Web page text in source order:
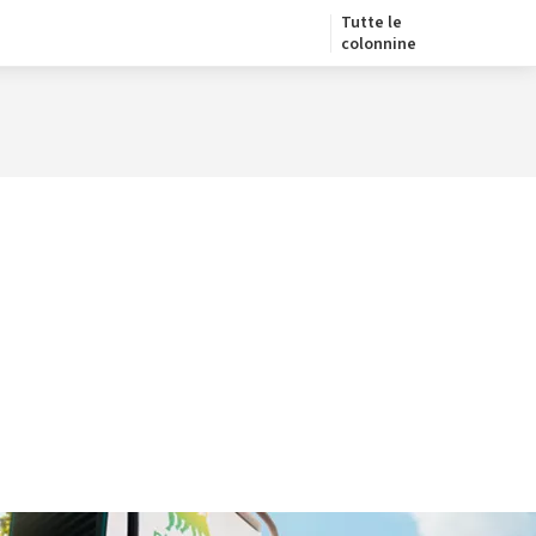
Tutte le
colonnine